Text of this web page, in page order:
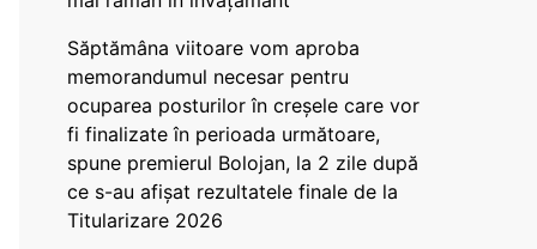
Săptămâna viitoare vom aproba
memorandumul necesar pentru
ocuparea posturilor în creșele care vor
fi finalizate în perioada următoare,
spune premierul Bolojan, la 2 zile după
ce s-au afișat rezultatele finale de la
Titularizare 2026